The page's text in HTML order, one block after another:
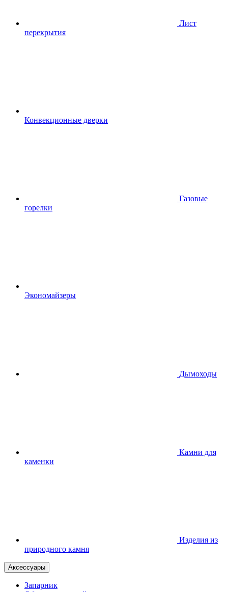
Лист
перекрытия
Конвекционные дверки
Газовые
горелки
Экономайзеры
Дымоходы
Камни для
каменки
Изделия из
природного камня
Аксессуары
Запарник